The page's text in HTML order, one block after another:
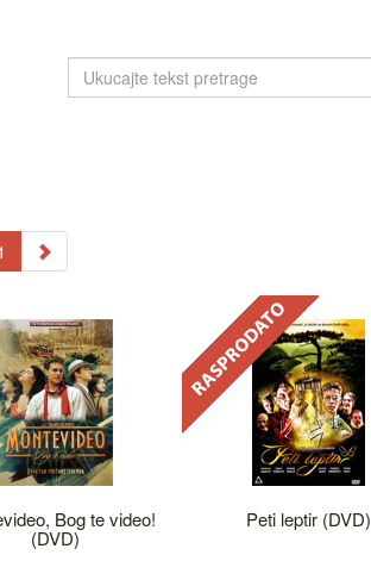
Bog te video!
(DVD)
Peti leptir (DVD)